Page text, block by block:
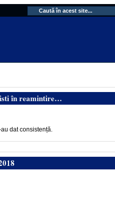
în reamintire…
dat consistență.